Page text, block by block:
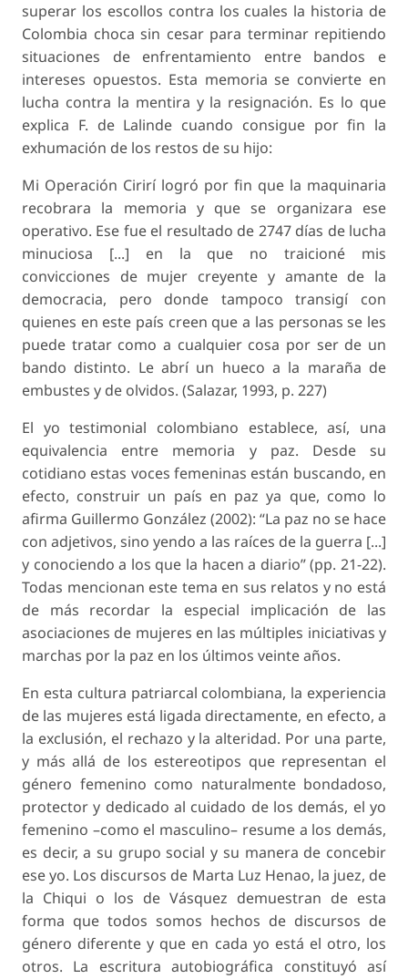
superar los escollos contra los cuales la historia de
Colombia choca sin cesar para terminar repitiendo
situaciones de enfrentamiento entre bandos e
intereses opuestos. Esta memoria se convierte en
lucha contra la mentira y la resignación. Es lo que
explica F. de Lalinde cuando consigue por fin la
exhumación de los restos de su hijo:
Mi Operación Cirirí logró por fin que la maquinaria
recobrara la memoria y que se organizara ese
operativo. Ese fue el resultado de 2747 días de lucha
minuciosa [...] en la que no traicioné mis
convicciones de mujer creyente y amante de la
democracia, pero donde tampoco transigí con
quienes en este país creen que a las personas se les
puede tratar como a cualquier cosa por ser de un
bando distinto. Le abrí un hueco a la maraña de
embustes y de olvidos. (Salazar, 1993, p. 227)
El yo testimonial colombiano establece, así, una
equivalencia entre memoria y paz. Desde su
cotidiano estas voces femeninas están buscando, en
efecto, construir un país en paz ya que, como lo
afirma Guillermo González (2002): “La paz no se hace
con adjetivos, sino yendo a las raíces de la guerra [...]
y conociendo a los que la hacen a diario” (pp. 21-22).
Todas mencionan este tema en sus relatos y no está
de más recordar la especial implicación de las
asociaciones de mujeres en las múltiples iniciativas y
marchas por la paz en los últimos veinte años.
En esta cultura patriarcal colombiana, la experiencia
de las mujeres está ligada directamente, en efecto, a
la exclusión, el rechazo y la alteridad. Por una parte,
y más allá de los estereotipos que representan el
género femenino como naturalmentebondadoso,
protector y dedicado al cuidado de los demás, el yo
femenino –como el masculino– resume a los demás,
es decir, a su grupo social y su manera de concebir
ese yo. Los discursos de Marta Luz Henao, la juez, de
la Chiqui o los de Vásquez demuestran de esta
forma que todos somos hechos de discursos de
género diferente y que en cada yo está el otro, los
otros. La escritura autobiográfica constituyó así